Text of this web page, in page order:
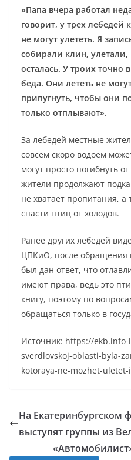
»Папа вчера работал
говорит, у трех
не могут улететь. Я
собирали клин, улетали,
осталась. У троих точно
беда. Они лететь не
припугнуть, чтобы они
только отплывают».
За лебедей местные
совсем скоро водоем
могут просто погибнуть
жители продолжают
не хватает пропитания,
спасти птиц от холодов.
Ранее других лебедей
ЦПКиО, после обращения
был дан ответ, что
имеют права, ведь это
книгу, поэтому по
обращаться только в
Источник: https://
sverdlovskoj-oblasti-byla-
kotoraya-ne-mozhet-
На Екатеринбургском
выступят группы из